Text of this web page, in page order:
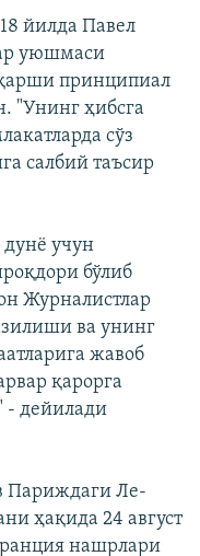
йилда Павел
уюшмаси
принципиал
"Унинг ҳибсга
сўз
салбий таъсир
учун
бўлиб
Журналистлар
ва унинг
жавоб
қарорга
- дейилади
Париждаги Ле-
ҳақида 24 август
нашрлари